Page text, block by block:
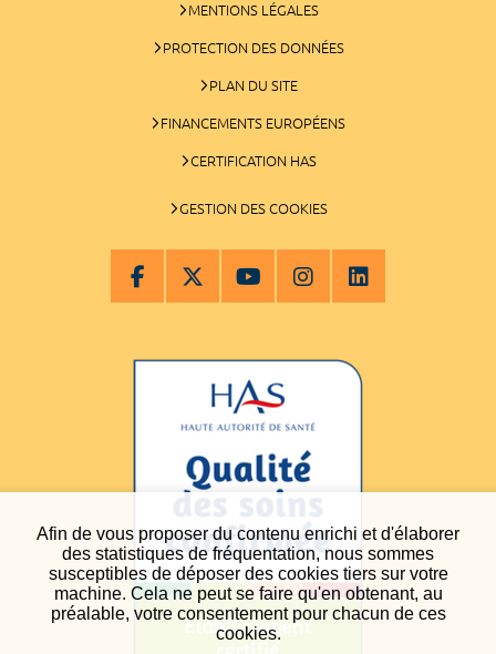
Afin de vous proposer du contenu enrichi et d'élaborer
des statistiques de fréquentation, nous sommes
susceptibles de déposer des cookies tiers sur votre
machine. Cela ne peut se faire qu'en obtenant, au
préalable, votre consentement pour chacun de ces
cookies.
MENTIONS LÉGALES
PROTECTION DES DONNÉES
PLAN DU SITE
FINANCEMENTS EUROPÉENS
CERTIFICATION HAS
GESTION DES COOKIES